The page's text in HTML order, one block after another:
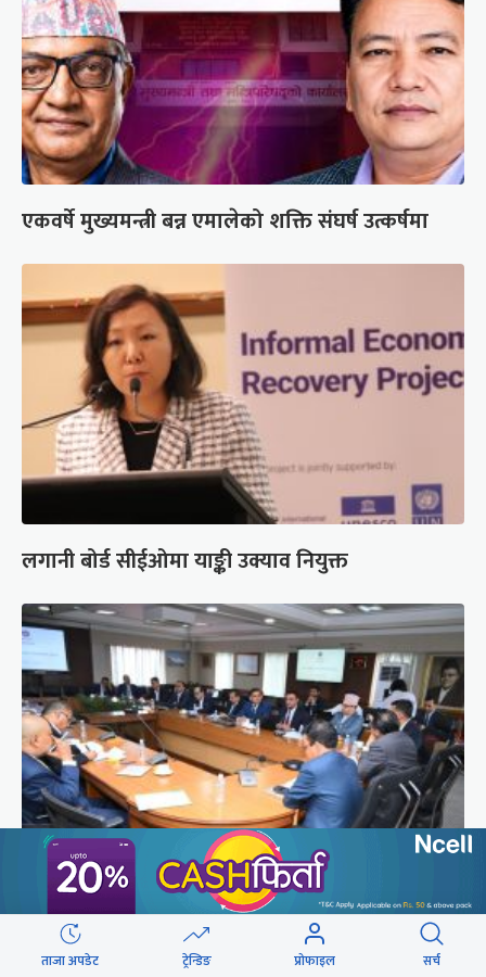
एकवर्षे मुख्यमन्त्री बन्न एमालेको शक्ति संघर्ष उत्कर्षमा
लगानी बोर्ड सीईओमा याङ्की उक्याव नियुक्त
डेपुटी गभर्नर छान्न अर्थमन्त्रीले कार्यकारी निर्देशकहरूको
सामूहिक अन्तर्वार्ता गरेका हुन् ?
ताजा अपडेट ट्रेन्डिङ प्रोफाइल सर्च